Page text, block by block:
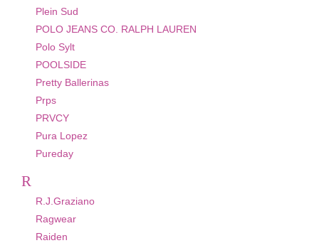
Plein Sud
POLO JEANS CO. RALPH LAUREN
Polo Sylt
POOLSIDE
Pretty Ballerinas
Prps
PRVCY
Pura Lopez
Pureday
R
R.J.Graziano
Ragwear
Raiden